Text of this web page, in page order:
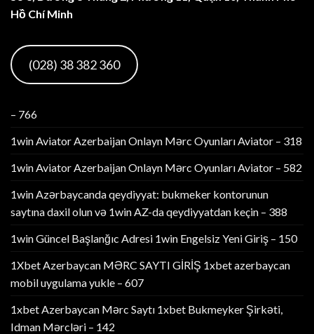
Hồ Chí Minh
(028) 38 382 360
– 766
1win Aviator Azerbaijan Onlayn Mərc Oyunları Aviator – 318
1win Aviator Azerbaijan Onlayn Mərc Oyunları Aviator – 582
1win Azərbaycanda qeydiyyat: bukmeker kontorunun
saytına daxil olun və 1win AZ-da qeydiyyatdan keçin – 388
1win Güncel Başlanğıc Adresi 1win Engelsiz Yeni Giriş – 150
1Xbet Azerbaycan MƏRC SAYTI GİRİŞ 1xbet azerbaycan
mobil uygulama yukle – 607
1xbet Azerbaycan Mərc Saytı 1xbet Bukmeyker Şirkəti,
Idman Mərcləri – 142